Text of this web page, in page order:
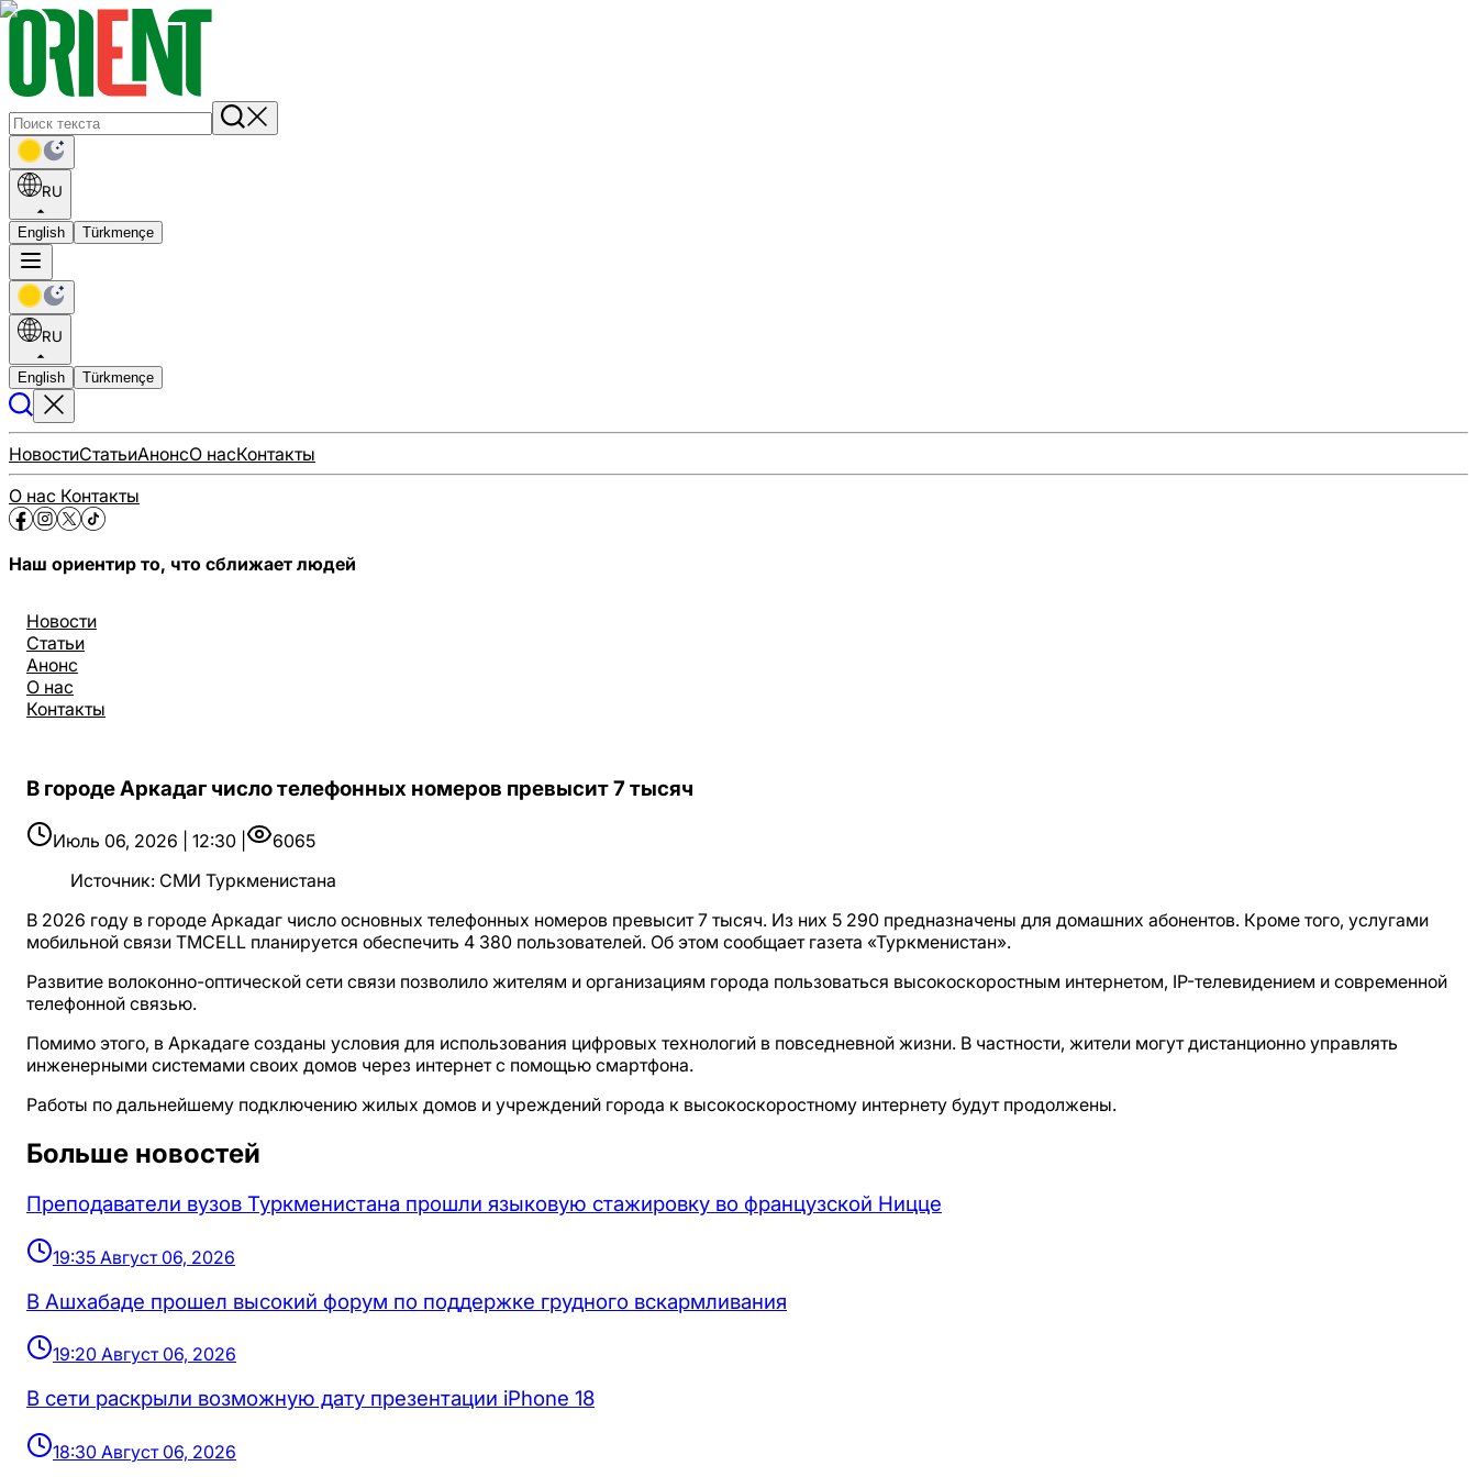
RU
English Türkmençe
RU
English Türkmençe
НовостиСтатьиАнонсО насКонтакты
О нас Контакты
Наш ориентир то, что сближает людей
Новости
Статьи
Анонс
О нас
Контакты
В городе Аркадаг число телефонных номеров превысит 7 тысяч
Июль 06, 2026 | 12:30 |
6065
Источник: СМИ Туркменистана
В 2026 году в городе Аркадаг число основных телефонных номеров превысит 7 тысяч. Из них 5 290 предназначены для домашних абонентов. Кроме того, услугами
мобильной связи TMCELL планируется обеспечить 4 380 пользователей. Об этом сообщает газета «Туркменистан».
Развитие волоконно-оптической сети связи позволило жителям и организациям города пользоваться высокоскоростным интернетом, IP-телевидением и современной
телефонной связью.
Помимо этого, в Аркадаге созданы условия для использования цифровых технологий в повседневной жизни. В частности, жители могут дистанционно управлять
инженерными системами своих домов через интернет с помощью смартфона.
Работы по дальнейшему подключению жилых домов и учреждений города к высокоскоростному интернету будут продолжены.
Больше новостей
Преподаватели вузов Туркменистана прошли языковую стажировку во французской Ницце
19:35 Август 06, 2026
В Ашхабаде прошел высокий форум по поддержке грудного вскармливания
19:20 Август 06, 2026
В сети раскрыли возможную дату презентации iPhone 18
18:30 Август 06, 2026